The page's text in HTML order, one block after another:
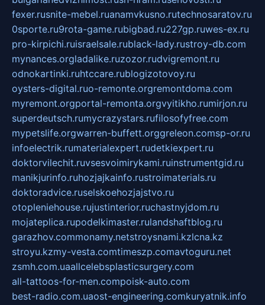
fexer.rusnite-mebel.ruanamvkusno.rutechnosaratov.ru
0sporte.ru9rota-game.rubigbad.ru227gp.ruwes-ex.ru
pro-kirpichi.ruisraelsale.rublack-lady.rustroy-db.com
mynances.orgladalike.ruzozor.rudvigremont.ru
odnokartinki.ruhtccare.rublogizotovoy.ru
oysters-digital.ruo-remonte.orgremontdoma.com
myremont.orgportal-remonta.orgvyitikho.rumirjon.ru
superdeutsch.rumycrazystars.rufilosofyfree.com
mypetslife.orgwarren-buffett.orggreleon.comsp-or.ru
infoelectrik.rumaterialexpert.rudetkiexpert.ru
doktorvilechit.ruvsesvoimirykami.ruinstrumentgid.ru
manikjurinfo.ruhozjajkainfo.rustroimaterials.ru
doktoradvice.ruselskoehozjajstvo.ru
otopleniehouse.rujustinterior.ruchastnyjdom.ru
mojateplica.rupodelkimaster.rulandshaftblog.ru
garazhov.commonamy.netstroysnami.kzlcna.kz
stroyu.kzmy-vesta.comtimeszp.comavtoguru.net
zsmh.com.uaallcelebsplasticsurgery.com
all-tattoos-for-men.compoisk-auto.com
best-radio.com.uaost-engineering.comkuryatnik.info